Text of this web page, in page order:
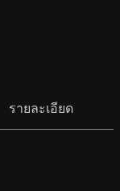
รายละเอียด